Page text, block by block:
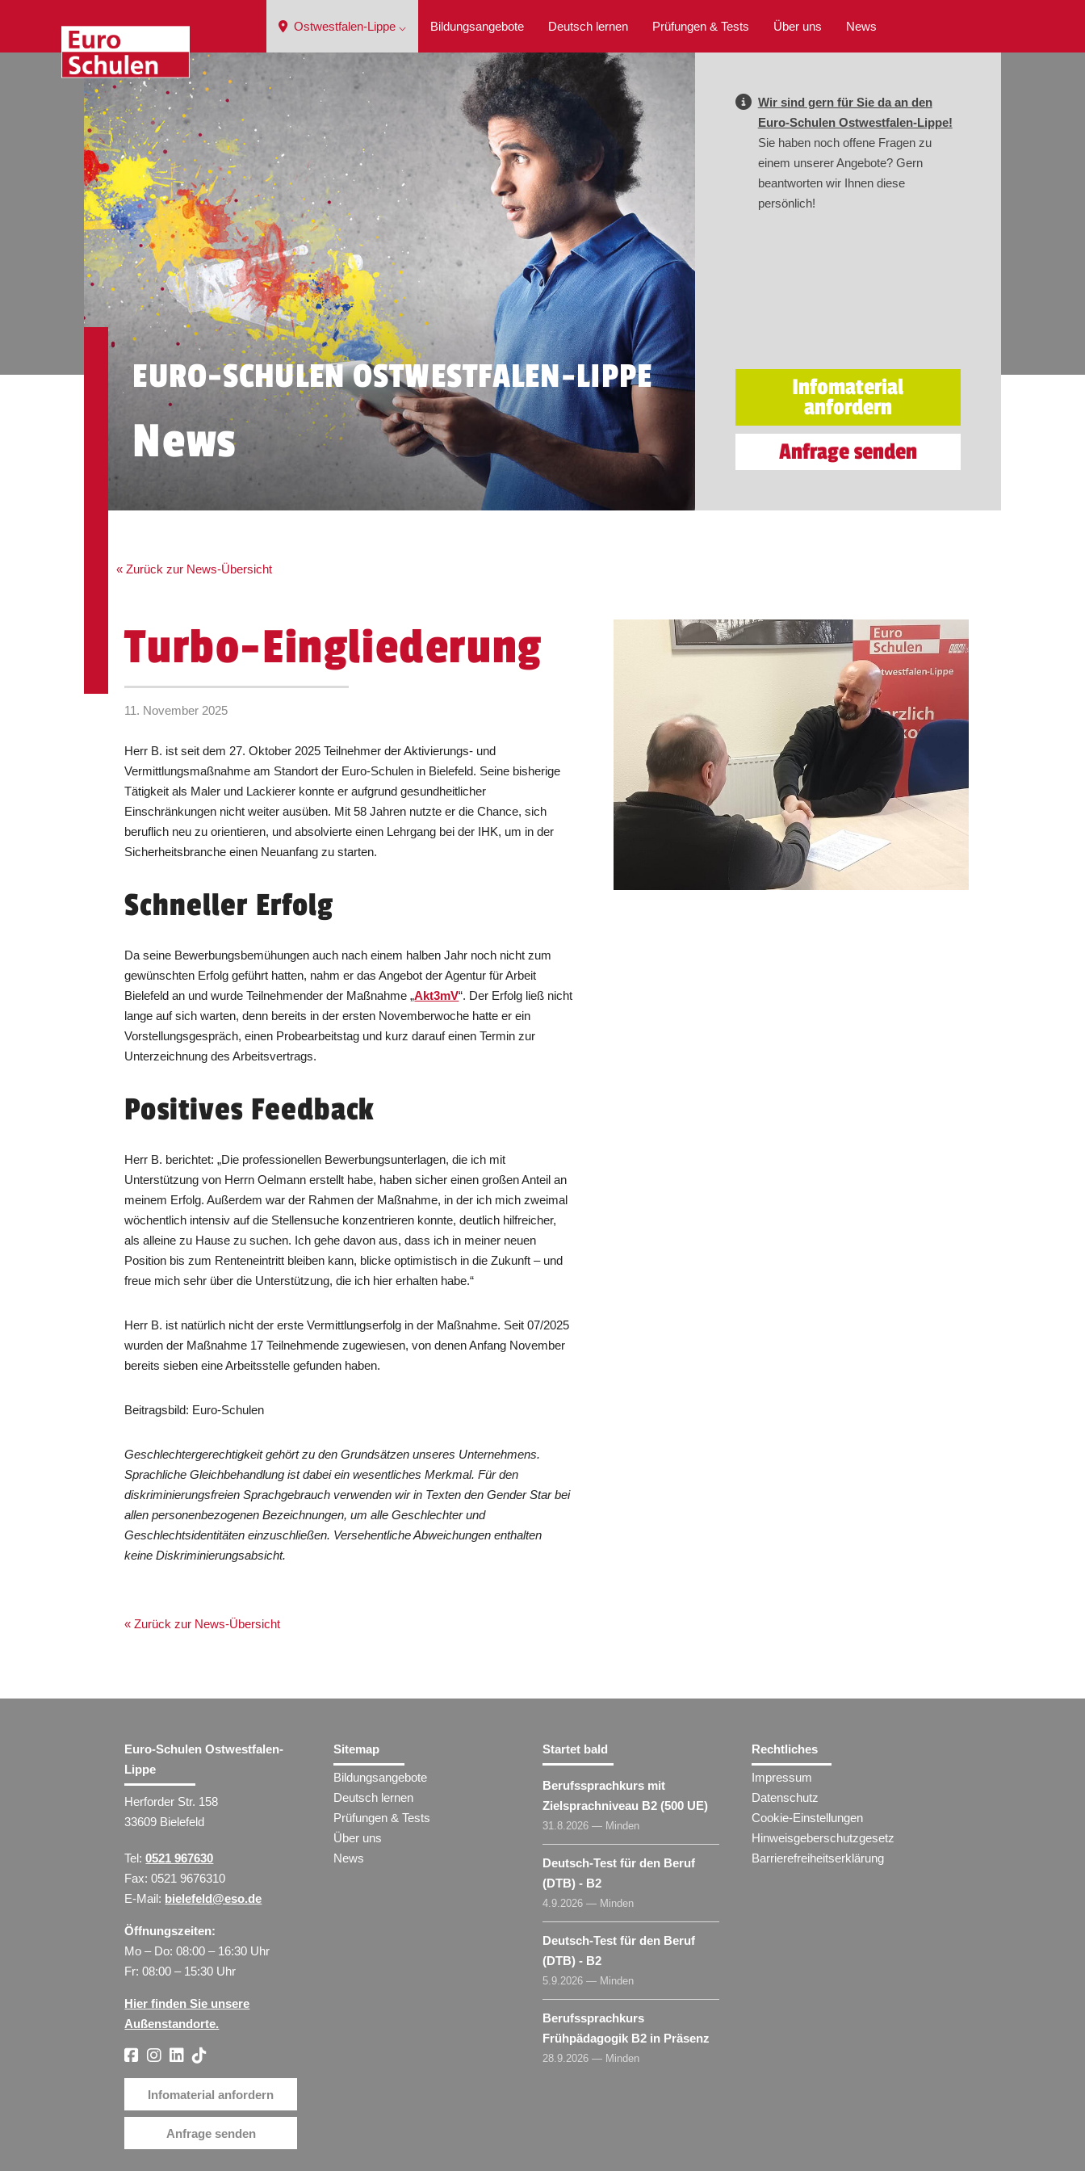
Ostwestfalen-Lippe ⌵ Bildungsangebote Deutsch lernen Prüfungen & Tests Über uns News
EURO-SCHULEN OSTWESTFALEN-LIPPE
News
Wir sind gern für Sie da an den
Euro-Schulen Ostwestfalen-Lippe!
Sie haben noch offene Fragen zu
einem unserer Angebote? Gern
beantworten wir Ihnen diese
persönlich!
Infomaterial
anfordern
Anfrage senden
« Zurück zur News-Übersicht
Turbo-Eingliederung
11. November 2025
Herr B. ist seit dem 27. Oktober 2025 Teilnehmer der Aktivierungs- und
Vermittlungsmaßnahme am Standort der Euro-Schulen in Bielefeld. Seine bisherige
Tätigkeit als Maler und Lackierer konnte er aufgrund gesundheitlicher
Einschränkungen nicht weiter ausüben. Mit 58 Jahren nutzte er die Chance, sich
beruflich neu zu orientieren, und absolvierte einen Lehrgang bei der IHK, um in der
Sicherheitsbranche einen Neuanfang zu starten.
Schneller Erfolg
Da seine Bewerbungsbemühungen auch nach einem halben Jahr noch nicht zum
gewünschten Erfolg geführt hatten, nahm er das Angebot der Agentur für Arbeit
Bielefeld an und wurde Teilnehmender der Maßnahme „Akt3mV“. Der Erfolg ließ nicht
lange auf sich warten, denn bereits in der ersten Novemberwoche hatte er ein
Vorstellungsgespräch, einen Probearbeitstag und kurz darauf einen Termin zur
Unterzeichnung des Arbeitsvertrags.
Positives Feedback
Herr B. berichtet: „Die professionellen Bewerbungsunterlagen, die ich mit
Unterstützung von Herrn Oelmann erstellt habe, haben sicher einen großen Anteil an
meinem Erfolg. Außerdem war der Rahmen der Maßnahme, in der ich mich zweimal
wöchentlich intensiv auf die Stellensuche konzentrieren konnte, deutlich hilfreicher,
als alleine zu Hause zu suchen. Ich gehe davon aus, dass ich in meiner neuen
Position bis zum Renteneintritt bleiben kann, blicke optimistisch in die Zukunft – und
freue mich sehr über die Unterstützung, die ich hier erhalten habe.“
Herr B. ist natürlich nicht der erste Vermittlungserfolg in der Maßnahme. Seit 07/2025
wurden der Maßnahme 17 Teilnehmende zugewiesen, von denen Anfang November
bereits sieben eine Arbeitsstelle gefunden haben.
Beitragsbild: Euro-Schulen
Geschlechtergerechtigkeit gehört zu den Grundsätzen unseres Unternehmens.
Sprachliche Gleichbehandlung ist dabei ein wesentliches Merkmal. Für den
diskriminierungsfreien Sprachgebrauch verwenden wir in Texten den Gender Star bei
allen personenbezogenen Bezeichnungen, um alle Geschlechter und
Geschlechtsidentitäten einzuschließen. Versehentliche Abweichungen enthalten
keine Diskriminierungsabsicht.
« Zurück zur News-Übersicht
Euro-Schulen Ostwestfalen-
Lippe
Herforder Str. 158
33609 Bielefeld
Tel:0521 967630
Fax: 0521 9676310
E-Mail: bielefeld@eso.de
Öffnungszeiten:
Mo – Do: 08:00 – 16:30 Uhr
Fr: 08:00 – 15:30 Uhr
Hier finden Sie unsere
Außenstandorte.
Infomaterial anfordern
Anfrage senden
Sitemap
Bildungsangebote
Deutsch lernen
Prüfungen & Tests
Über uns
News
Startet bald
Berufssprachkurs mit
Zielsprachniveau B2 (500 UE)
31.8.2026 — Minden
Deutsch-Test für den Beruf
(DTB) - B2
4.9.2026 — Minden
Deutsch-Test für den Beruf
(DTB) - B2
5.9.2026 — Minden
Berufssprachkurs
Frühpädagogik B2 in Präsenz
28.9.2026 — Minden
Rechtliches
Impressum
Datenschutz
Cookie-Einstellungen
Hinweisgeberschutzgesetz
Barrierefreiheitserklärung